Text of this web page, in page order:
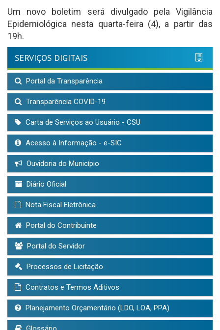
Um novo boletim será divulgado pela Vigilância
Epidemiológica nesta quarta-feira (4), a partir das
19h.
SERVIÇOS DIGITAIS
Portal da Transparência
Transparência COVID-19
Carta de Serviços ao Usuário - CSU
Acesso à Informação - e-SIC
Ouvidoria do Município
Diário Oficial
Nota Fiscal Eletrônica
Portal do Contribuinte
Portal do Servidor
Processos de Licitação
Contratos e Termos Aditivos
Planejamento Orçamentário (LDO, LOA, PPA)